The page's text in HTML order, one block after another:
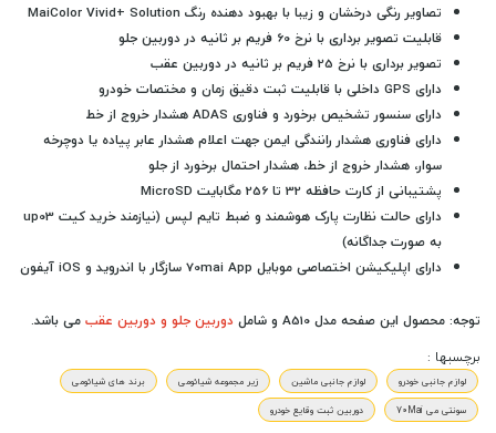
تصاویر رنگی درخشان و زیبا با بهبود دهنده رنگ MaiColor Vivid+ Solution
قابلیت تصویر برداری با نرخ 60 فریم بر ثانیه در دوربین جلو
تصویر برداری با نرخ 25 فریم بر ثانیه در دوربین عقب
دارای GPS داخلی با قابلیت ثبت دقیق زمان و مختصات خودرو
دارای سنسور تشخیص برخورد و فناوری ADAS
هشدار خروج از خط
دارای فناوری هشدار رانندگی ایمن جهت اعلام هشدار عابر پیاده یا دوچرخه
سوار، هشدار خروج از خط، هشدار احتمال برخورد از جلو
پشتیبانی از کارت حافظه 32 تا 256 مگابایت MicroSD
دارای حالت نظارت پارک هوشمند و ضبط تایم لپس (نیازمند خرید کیت up03
به صورت جداگانه)
دارای اپلیکیشن اختصاصی موبایل 70mai App سازگار با اندروید و iOS آیفون
توجه: محصول این صفحه مدل A510 و شامل دوربین جلو و دوربین عقب می باشد.
برچسبها :
لوازم جانبی خودرو لوازم جانبی ماشین زیر مجموعه شیائومی
برند های شیائومی
سونتی می 70Mai
دوربین ثبت وقایع خودرو